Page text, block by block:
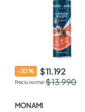
-20%
$ 11.192
$ 13.990
MON AMI